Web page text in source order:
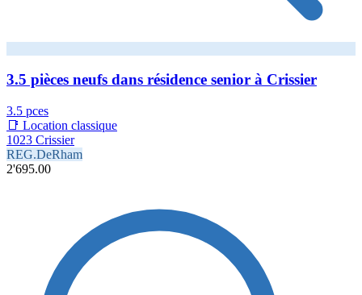
3.5 pièces neufs dans résidence senior à Crissier
3.5 pces
📑 Location classique
1023 Crissier
REG.DeRham
2'695.00